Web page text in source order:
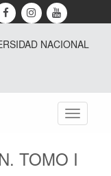
NACIONAL
Toggle
TOMO I